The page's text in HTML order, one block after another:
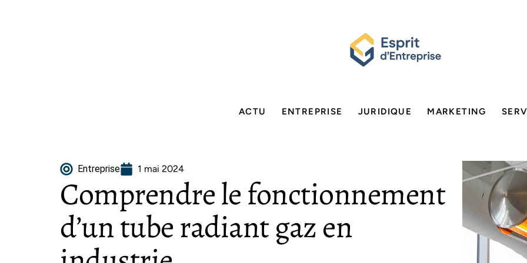
ACTU ENTREPRISE JURIDIQUE MARKETING
Entreprise 1 mai 2024
Comprendre le fonctionnement
d’un tube radiant gaz en